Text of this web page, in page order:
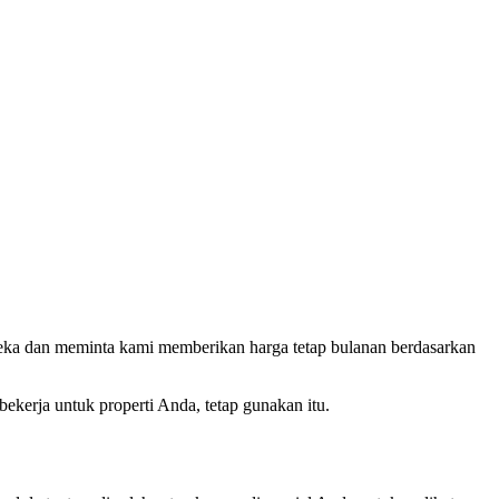
dan meminta kami memberikan harga tetap bulanan berdasarkan
untuk properti Anda, tetap gunakan itu.